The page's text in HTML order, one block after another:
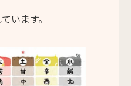
います。